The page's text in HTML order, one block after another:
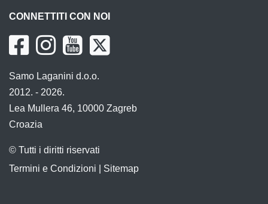
CONNETTITI CON NOI
Samo Laganini d.o.o.
2012. - 2026.
Lea Mullera 46, 10000 Zagreb
Croazia
© Tutti i diritti riservati
Termini e Condizioni
Sitemap